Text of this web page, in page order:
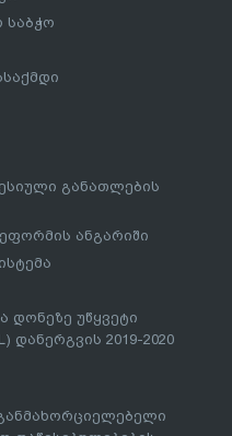
საბჭო
განათლების
ანგარიში
დონეზე უწყვეტი
დანერგვის 2019-2020